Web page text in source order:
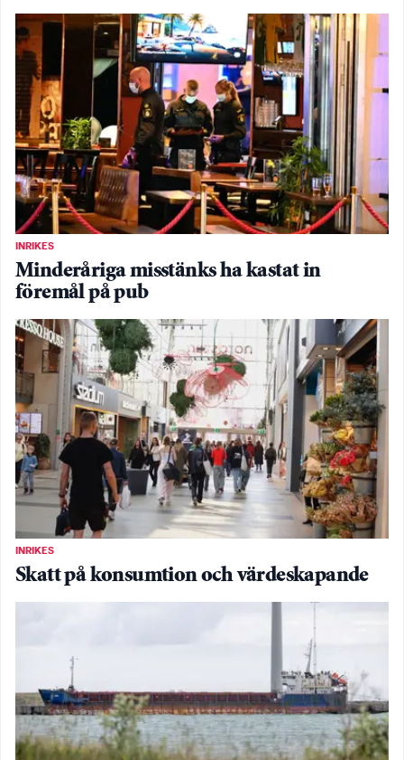
INRIKES
Minderåriga misstänks ha kastat in
föremål på pub
INRIKES
Skatt på konsumtion och värdeskapande